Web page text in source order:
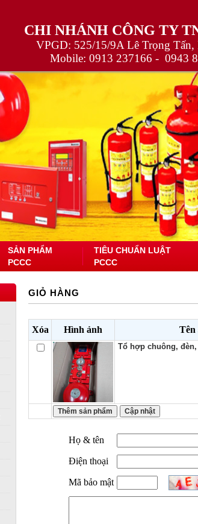
CHI NHÁNH CÔNG TY
VPGD: 525/15/9A Lê Trọng
Mobile: 0913 237166 - 0943
SẢN PHẨM
PCCC
TIÊU CHUẨN LUẬT
PCCC
GIỎ HÀNG
Xóa Hình ảnh Tên
Tổ hợp chuông, đèn,
Họ & tên
Điện thoại
Mã bảo mật